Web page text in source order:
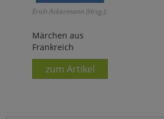
Erich Ackermann (Hrsg.):
Märchen aus
Frankreich
zum Artikel